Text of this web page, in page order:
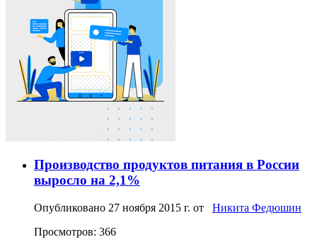
Производство продуктов питания в России
выросло на 2,1%
Опубликовано 27 ноября 2015 г. от Никита Федюшин
Просмотров: 366